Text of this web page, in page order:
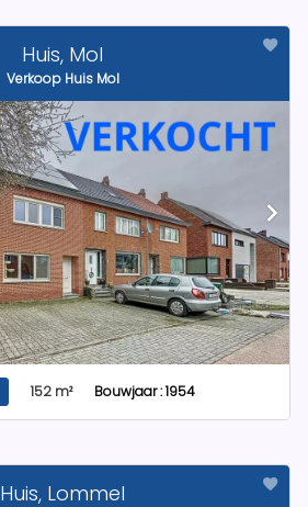
Huis, Mol
Verkoop Huis Mol
152 m² Bouwjaar : 1954
Huis, Lommel